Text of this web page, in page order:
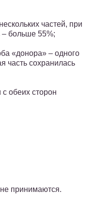
частей, при
– больше 55%;
«донора» – одного
часть сохранилась
обеих сторон
принимаются.